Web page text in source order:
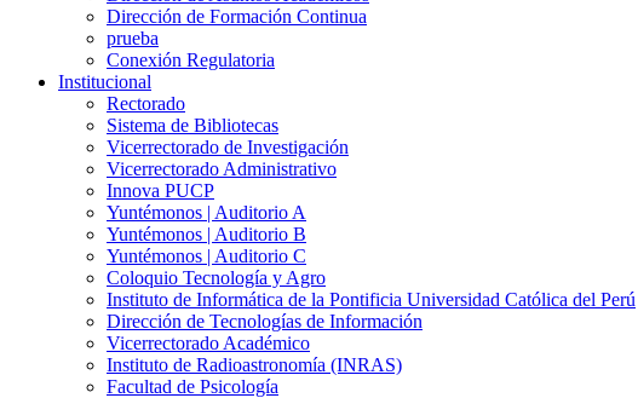
Dirección de Formación Continua
prueba
Conexión Regulatoria
Institucional
Rectorado
Sistema de Bibliotecas
Vicerrectorado de Investigación
Vicerrectorado Administrativo
Innova PUCP
Yuntémonos | Auditorio A
Yuntémonos | Auditorio B
Yuntémonos | Auditorio C
Coloquio Tecnología y Agro
Instituto de Informática de la Pontificia Universidad Católica del Perú
Dirección de Tecnologías de Información
Vicerrectorado Académico
Instituto de Radioastronomía (INRAS)
Facultad de Psicología